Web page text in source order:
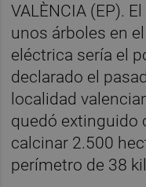
VALÈNCIA (EP).
unos árboles en
eléctrica sería el
declarado el
localidad
quedó extinguido
calcinar 2.500
perímetro de 38